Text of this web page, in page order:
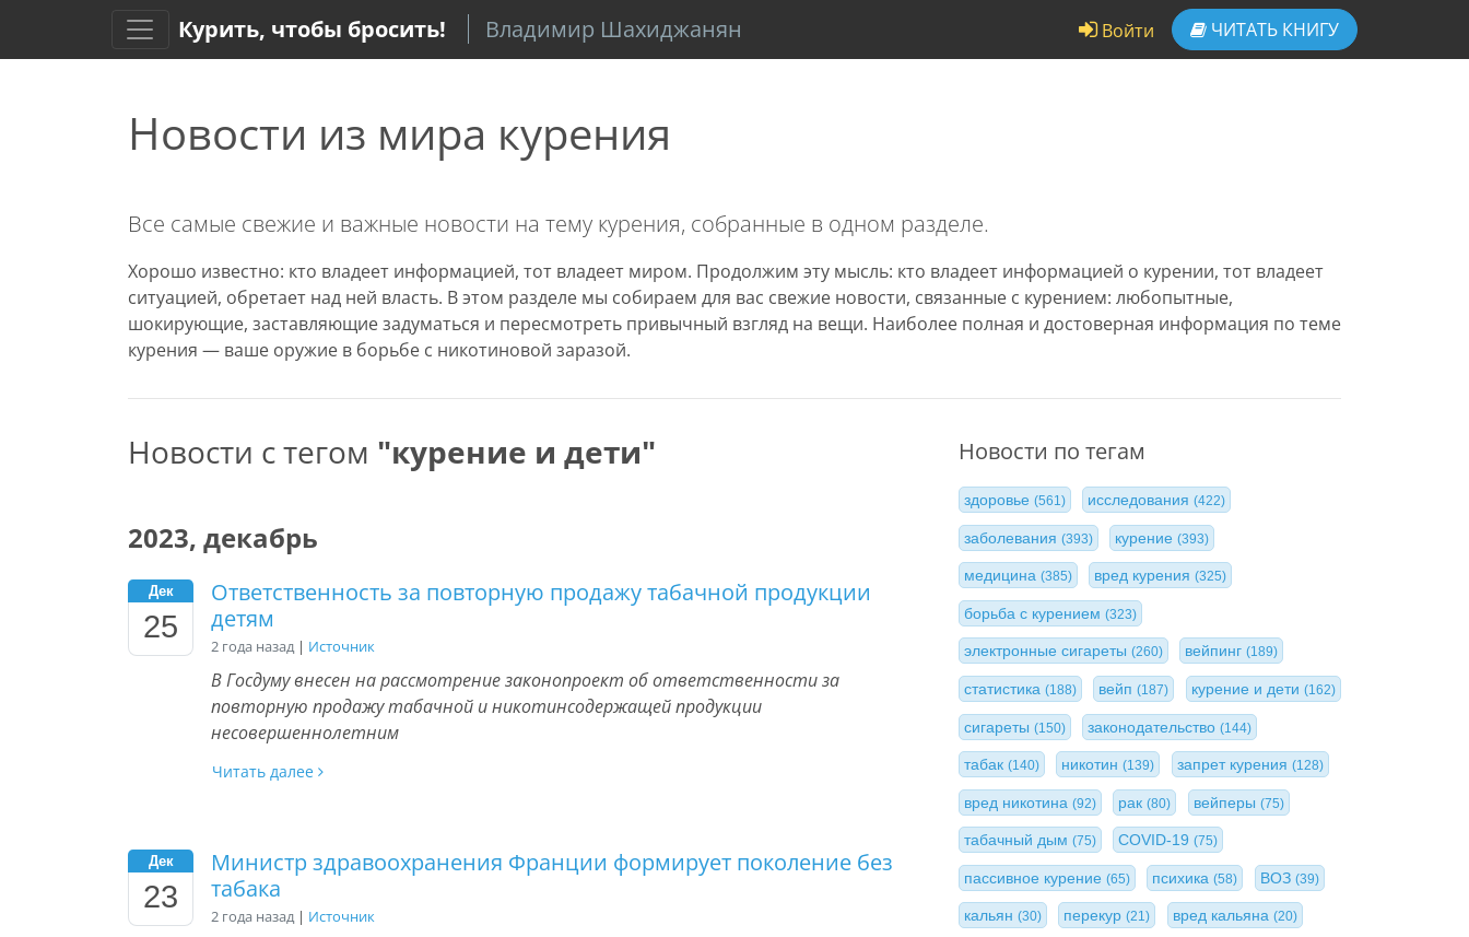
Курить, чтобы бросить! Владимир Шахиджанян Войти ЧИТАТЬ КНИГУ
Новости из мира курения
Все самые свежие и важные новости на тему курения, собранные в одном разделе.
Хорошо известно: кто владеет информацией, тот владеет миром. Продолжим эту мысль: кто владеет информацией о курении, тот владеет
ситуацией, обретает над ней власть. В этом разделе мы собираем для вас свежие новости, связанные с курением: любопытные,
шокирующие, заставляющие задуматься и пересмотреть привычный взгляд на вещи. Наиболее полная и достоверная информация по теме
курения — ваше оружие в борьбе с никотиновой заразой.
Новости с тегом "курение и дети"
2023, декабрь
Дек
25
Ответственность за повторную продажу табачной продукции
детям
2 года назад | Источник
В Госдуму внесен на рассмотрение законопроект об ответственности за
повторную продажу табачной и никотинсодержащей продукции
несовершеннолетним
Читать далее
Дек
23
Министр здравоохранения Франции формирует поколение без
табака
2 года назад | Источник
Новости по тегам
здоровье (561) исследования(422)
заболевания (393) курение(393)
медицина (385) вред курения(325)
борьба с курением (323)
электронные сигареты (260) вейпинг(189)
статистика (188) вейп(187) курение и дети (162)
сигареты (150) законодательство(144)
табак (140) никотин(139) запрет курения (128)
вред никотина (92) рак(80) вейперы (75)
табачный дым (75) COVID-19(75)
пассивное курение (65) психика(58) ВОЗ (39)
кальян (30) перекур(21) вред кальяна (20)